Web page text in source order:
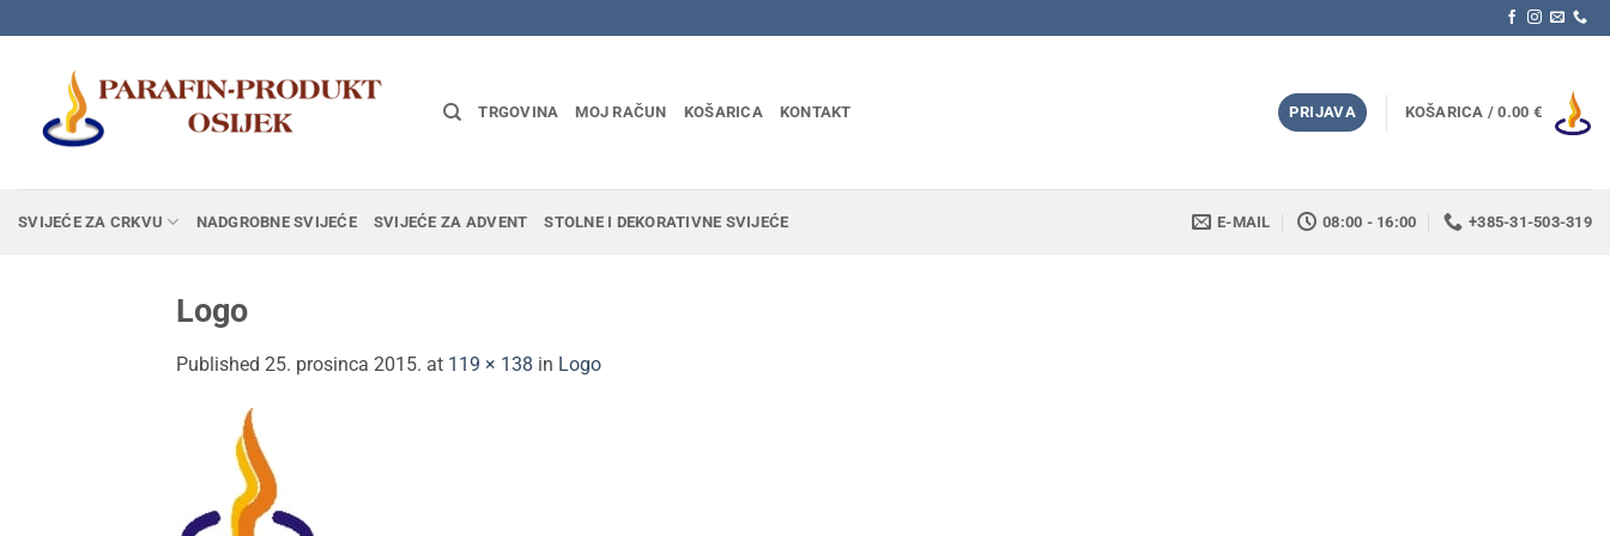
to
TRGOVINA MOJ RAČUN KOŠARICA KONTAKT PRIJAVA KOŠARICA /0.00 €
SVIJEĆE ZA CRKVU NADGROBNE SVIJEĆE SVIJEĆE ZA ADVENT STOLNE I DEKORATIVNE SVIJEĆE E-MAIL 08:00 - 16:00 +385-31-503-319
Logo
Published 25. prosinca 2015. at 119 × 138 in Logo